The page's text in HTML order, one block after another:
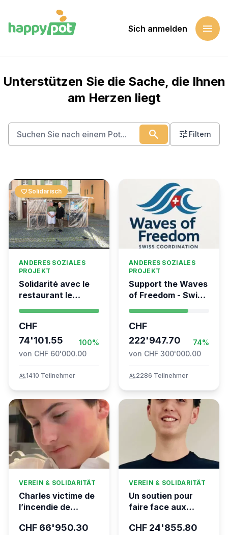
Sich anmelden menu
Eine Sache unterstützen
Unterstützen Sie die Sache, die Ihnen
am Herzen liegt
search tune Filtern
favorite Solidarisch
ANDERES SOZIALES
PROJEKT
Solidarité avec le
restaurant le
CHF
74'101.55
100%
von CHF 60'000.00
group1410 Teilnehmer
ANDERES SOZIALES
PROJEKT
Support the Waves
of Freedom - Swiss
Movement to Gaza
CHF
222'947.70
74%
von CHF 300'000.00
group2286 Teilnehmer
VEREIN & SOLIDARITÄT
Charles victime de
l’incendie de
CHF 66'950.30
VEREIN & SOLIDARITÄT
Un soutien pour
faire face aux
financières de la
CHF 24'855.80